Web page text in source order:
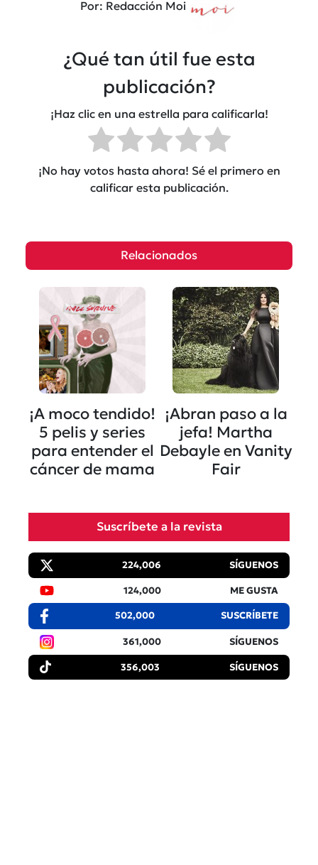
Por: Redacción Moi
¿Qué tan útil fue esta
publicación?
¡Haz clic en una estrella para calificarla!
¡No hay votos hasta ahora! Sé el primero en
calificar esta publicación.
Relacionados
¡A moco tendido!
5 pelis y series
para entender el
cáncer de mama
¡Abran paso a la
jefa! Martha
Debayle en Vanity
Fair
Suscríbete a la revista
224,006 SÍGUENOS
124,000 ME GUSTA
502,000 SUSCRÍBETE
361,000 SÍGUENOS
356,003 SÍGUENOS